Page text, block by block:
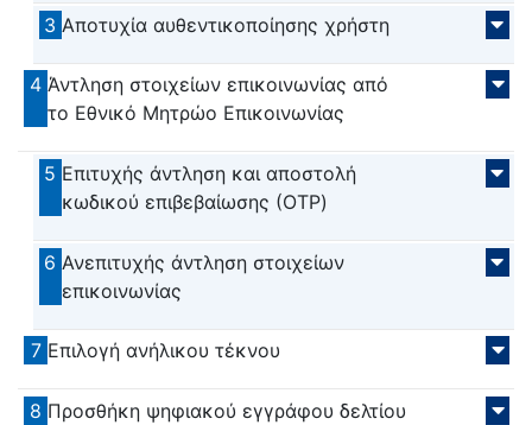
3 Αποτυχία αυθεντικοποίησης χρήστη
4 Άντληση στοιχείων επικοινωνίας από
το Εθνικό Μητρώο Επικοινωνίας
5 Επιτυχής άντληση και αποστολή
κωδικού επιβεβαίωσης (ΟΤP)
6 Ανεπιτυχής άντληση στοιχείων
επικοινωνίας
7 Επιλογή ανήλικου τέκνου
8 Προσθήκη ψηφιακού εγγράφου δελτίου